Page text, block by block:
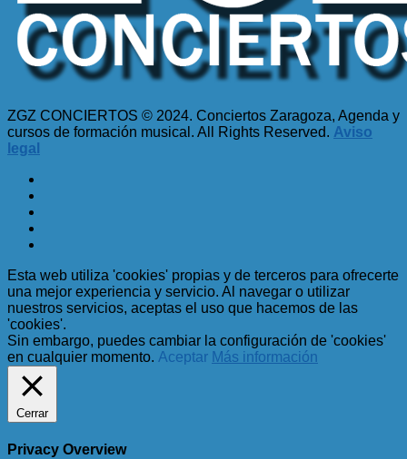
ZGZ CONCIERTOS © 2024. Conciertos Zaragoza, Agenda y
cursos de formación musical. All Rights Reserved. Aviso
legal
Esta web utiliza 'cookies' propias y de terceros para ofrecerte
una mejor experiencia y servicio. Al navegar o utilizar
nuestros servicios, aceptas el uso que hacemos de las
'cookies'.
Sin embargo, puedes cambiar la configuración de 'cookies'
en cualquier momento. Aceptar Más información
Cerrar
Privacy Overview